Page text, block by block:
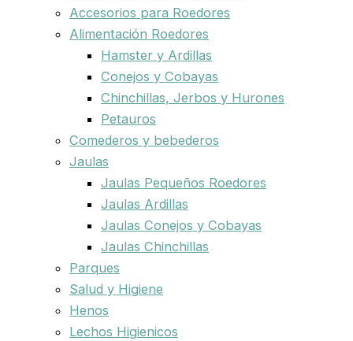
Accesorios para Roedores
Alimentación Roedores
Hamster y Ardillas
Conejos y Cobayas
Chinchillas, Jerbos y Hurones
Petauros
Comederos y bebederos
Jaulas
Jaulas Pequeños Roedores
Jaulas Ardillas
Jaulas Conejos y Cobayas
Jaulas Chinchillas
Parques
Salud y Higiene
Henos
Lechos Higienicos